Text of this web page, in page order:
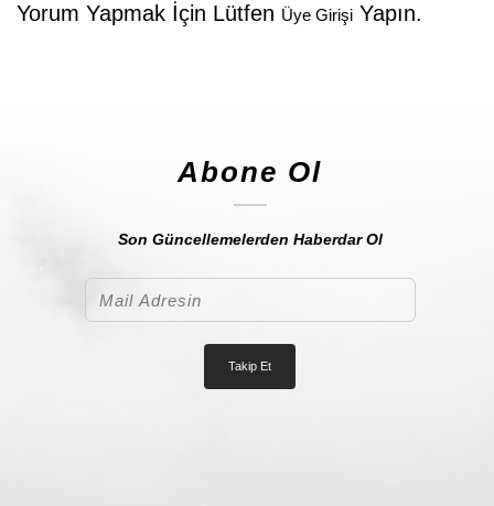
Yorum Yapmak İçin Lütfen Üye Girişi Yapın.
Abone Ol
Son Güncellemelerden Haberdar Ol